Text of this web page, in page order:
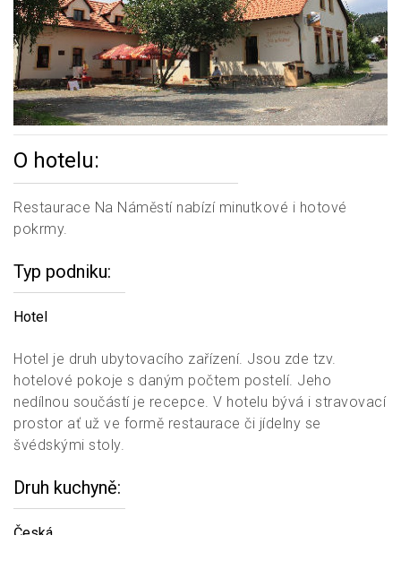
O hotelu:
Restaurace Na Náměstí nabízí minutkové i hotové
pokrmy.
Typ podniku
Hotel
Hotel je druh ubytovacího zařízení. Jsou zde tzv.
hotelové pokoje s daným počtem postelí. Jeho
nedílnou součástí je recepce. V hotelu bývá i stravovací
prostor ať už ve formě restaurace či jídelny se
švédskými stoly.
Druh kuchyně
Česká